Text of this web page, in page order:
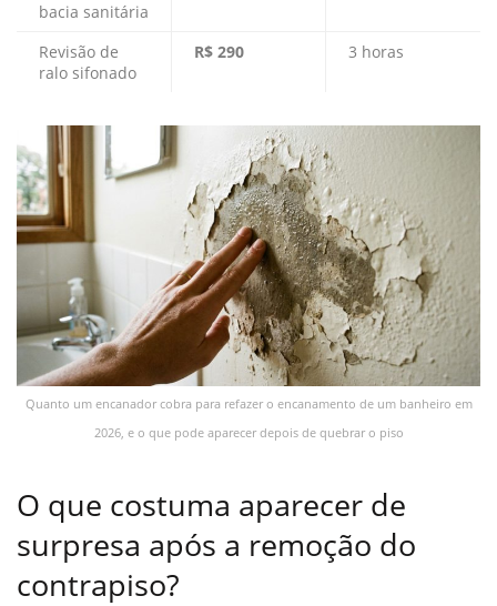
bacia sanitária
Revisão de
ralo sifonado
R$ 290 3 horas
Quanto um encanador cobra para refazer o encanamento de um banheiro em
2026, e o que pode aparecer depois de quebrar o piso
O que costuma aparecer de
surpresa após a remoção do
contrapiso?